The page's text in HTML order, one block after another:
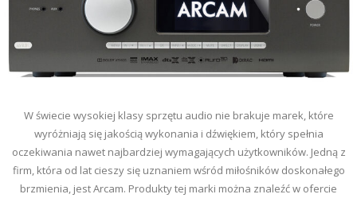
W świecie wysokiej klasy sprzętu audio nie brakuje marek, które
wyróżniają się jakością wykonania i dźwiękiem, który spełnia
oczekiwania nawet najbardziej wymagających użytkowników. Jedną z
firm, która od lat cieszy się uznaniem wśród miłośników doskonałego
brzmienia, jest Arcam. Produkty tej marki można znaleźć w ofercie